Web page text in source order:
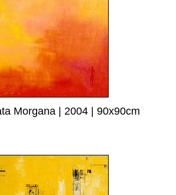
Morgana | 2004 | 90x90cm